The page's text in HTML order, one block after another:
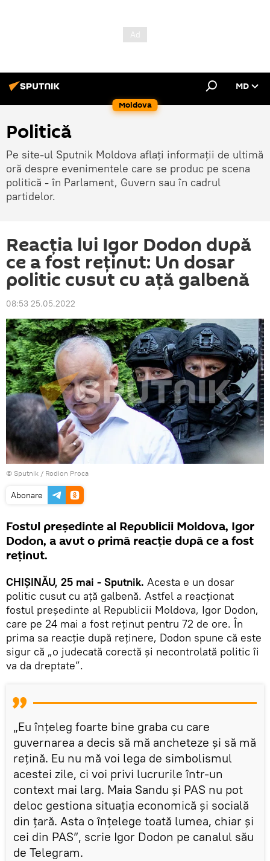
Moldova
MD
Politică
Pe site-ul Sputnik Moldova aflați informații de ultimă
oră despre evenimentele care se produc pe scena
politică - în Parlament, Guvern sau în cadrul
partidelor.
Reacția lui Igor Dodon după
ce a fost reținut: Un dosar
politic cusut cu ață galbenă
08:53 25.05.2022
© Sputnik / Rodion Proca
Abonare
Fostul președinte al Republicii Moldova, Igor
Dodon, a avut o primă reacție după ce a fost
reținut.
CHIȘINĂU, 25 mai - Sputnik. Acesta e un dosar
politic cusut cu ață galbenă. Astfel a reacționat
fostul președinte al Republicii Moldova, Igor Dodon,
care pe 24 mai a fost reținut pentru 72 de ore. În
prima sa reacție după reținere, Dodon spune că este
sigur că „o judecată corectă și necontrolată politic îi
va da dreptate”.
„Eu înțeleg foarte bine graba cu care
guvernarea a decis să mă ancheteze și să mă
rețină. Eu nu mă voi lega de simbolismul
acestei zile, ci voi privi lucrurile într-un
context mai larg. Maia Sandu și PAS nu pot
deloc gestiona situația economică și socială
din țară. Asta o înțelege toată lumea, chiar și
cei din PAS”, scrie Igor Dodon pe canalul său
de Telegram.